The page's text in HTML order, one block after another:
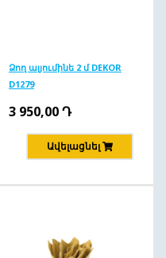
Ձող ալյումինե 2 մ DEKOR
D1279
3 950,00Դ
Ավելացնել